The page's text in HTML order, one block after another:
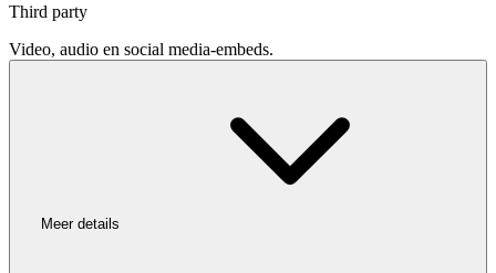
Third party
Video, audio en social media-embeds.
Meer details